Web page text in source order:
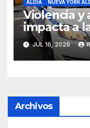
ALDÍA NUEVA YORK
Violencia y
impacta a
dominicana
JUL 16, 2026
Archivos